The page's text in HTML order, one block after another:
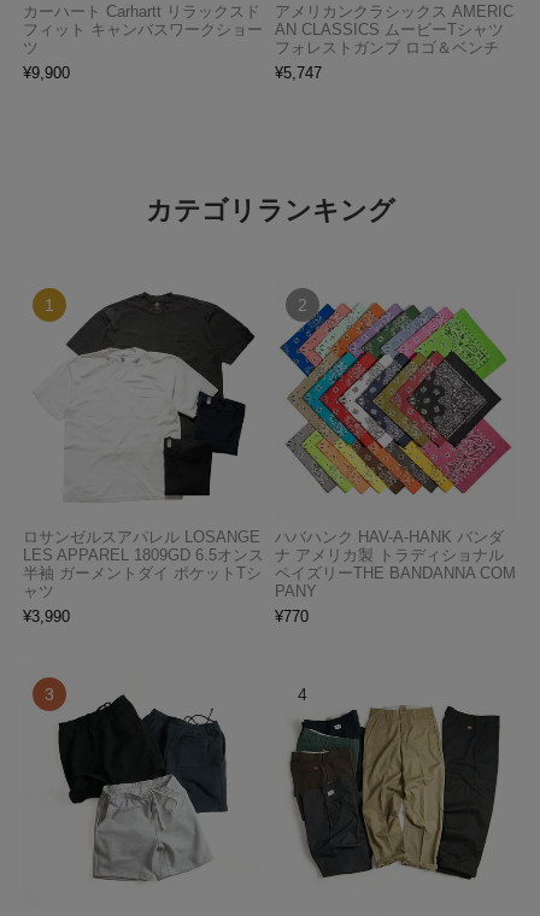
カーハート Carhartt リラックスド
フィット キャンバスワークショー
ツ
¥9,900
アメリカンクラシックス AMERIC
AN CLASSICS ムービーTシャツ
フォレストガンプ ロゴ＆ベンチ
¥5,747
カテゴリランキング
ロサンゼルスアパレル LOSANGE
LES APPAREL 1809GD 6.5オンス
半袖 ガーメントダイ ポケットTシ
ャツ
¥3,990
ハバハンク HAV-A-HANK バンダ
ナ アメリカ製 トラディショナル
ペイズリーTHE BANDANNA COM
PANY
¥770